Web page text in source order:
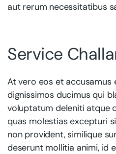
aut rerum necessitatibus
Service
At vero eos et accusamus
dignissimos ducimus qui
voluptatum deleniti atque
quas molestias excepturi
non provident, similique
deserunt mollitia animi, id